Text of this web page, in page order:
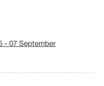
- 07 September